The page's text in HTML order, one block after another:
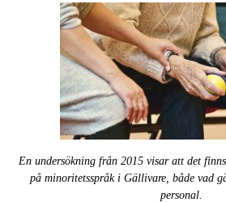
En undersökning från 2015 visar att det
på minoritetsspråk i Gällivare, både vad
personal.